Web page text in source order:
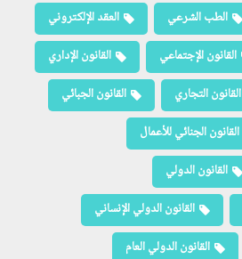
الطب الشرعي
العقد الإلكتروني
القانون الإجتماعي
القانون الإداري
القانون التجاري
القانون الجبائي
القانون الجنائي للأعمال
القانون الدولي
القانون الدولي الإنساني
القانون الدولي العام